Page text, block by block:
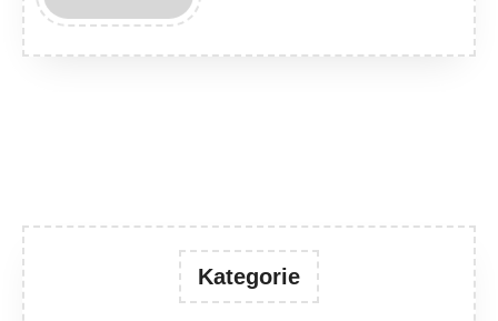
MORE
Kategorie